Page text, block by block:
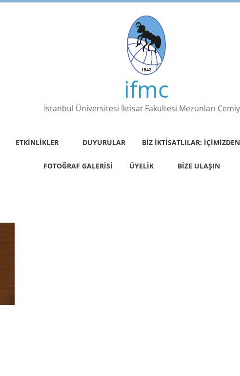
ifmc
İstanbul Üniversitesi İktisat Fakültesi Mezunları
ETKINLIKLER DUYURULAR BIZ İKTISATLILAR:
FOTOĞRAF GALERISI ÜYELIK BIZE ULAŞIN